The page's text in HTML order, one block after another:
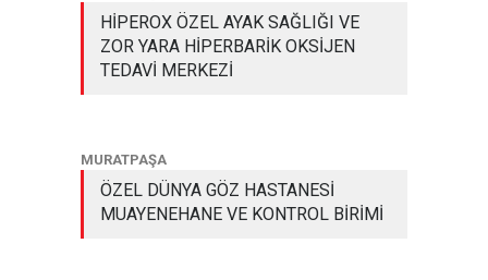
HİPEROX ÖZEL AYAK SAĞLIĞI VE
ZOR YARA HİPERBARİK OKSİJEN
TEDAVİ MERKEZİ
MURATPAŞA
ÖZEL DÜNYA GÖZ HASTANESİ
MUAYENEHANE VE KONTROL BİRİMİ